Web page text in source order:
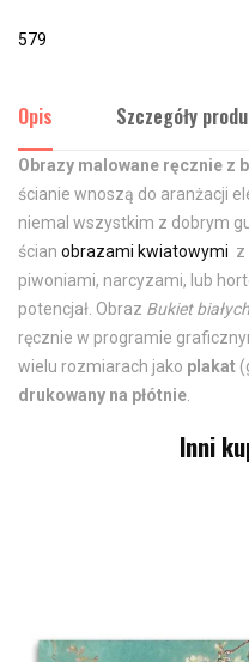
579
Opis Szczegóły
Obrazy malowane ręcznie z
ścianie wnoszą do aranżacji
niemal wszystkim z dobrym
ścian obrazami kwiatowymi z
piwoniami, narcyzami, lub
potencjał. Obraz Bukiet
ręcznie w programie
wielu rozmiarach jako plakat
drukowany na płótnie.
Inni